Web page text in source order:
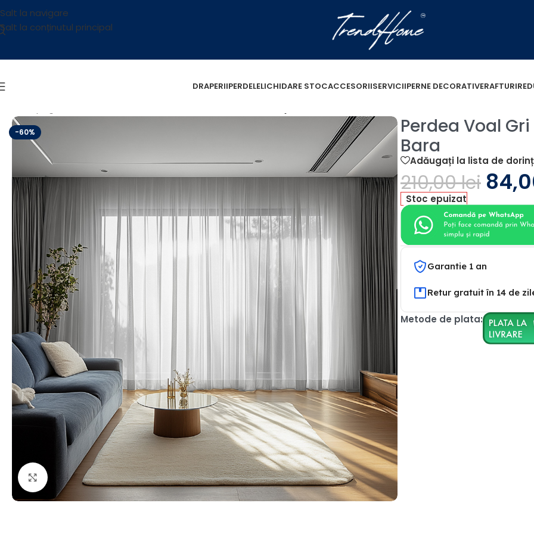
Salt la navigare
Salt la conținutul principal
DRAPERIIPERDELELICHIDARE STOCACCESORIISERVICIIPERNE DECORATIVERAFTURI
-60%
Fă clic pentru a mări
Perdea Voal
Bara
Adăugați la lista de
210,00lei
Stoc epuizat
Garantie 1 an
Retur gratuit în 14 de
Metode de plata: